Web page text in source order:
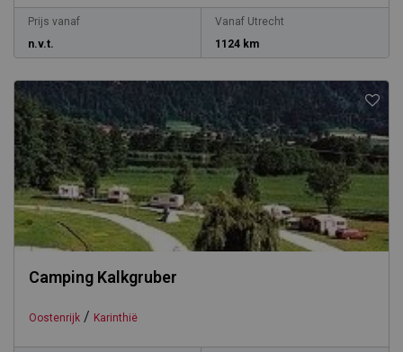
Prijs vanaf
n.v.t.
Vanaf Utrecht
1124 km
Camping Kalkgruber
Oostenrijk / Karinthië